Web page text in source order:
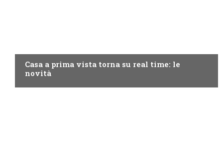
Casa a prima vista torna su real time: le
novità